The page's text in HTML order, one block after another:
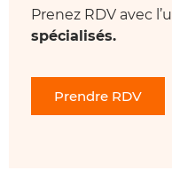
Prenez RDV avec
spécialisés.
Prendre RDV